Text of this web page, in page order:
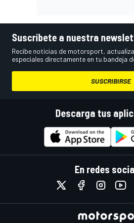
Suscríbete a nuestra
Recibe noticias de motorsport,
especiales directamente en tu bandeja
SUSCRIBIRSE
Descarga tus
En redes